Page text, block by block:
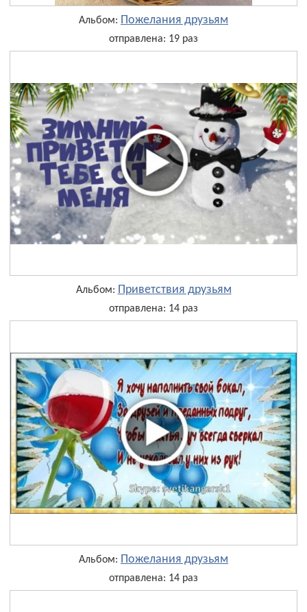
Альбом: Пожелания друзьям
отправлена: 19 раз
Альбом: Приветствия друзьям
отправлена: 14 раз
Альбом: Пожелания друзьям
отправлена: 14 раз